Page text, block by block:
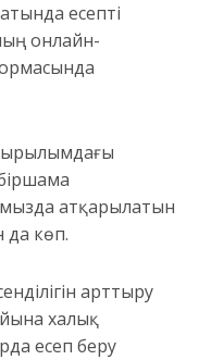
есепті
онлайн-
атқарылатын
да көп.
арттыру
халық
есеп беру